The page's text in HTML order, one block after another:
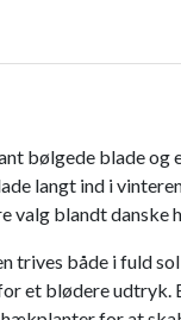
bølgede blade
langt ind i
blandt danske
både i fuld
et blødere udtryk.